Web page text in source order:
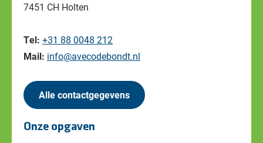
7451 CH Holten
Tel: +31 88 0048 212
Mail: info@avecodebondt.nl
Alle contactgegevens
Onze opgaven